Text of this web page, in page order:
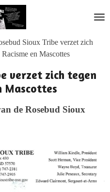
Sioux Tribe verzet zich
Racisme en Mascottes
verzet zich tegen
Mascottes
de Rosebud Sioux